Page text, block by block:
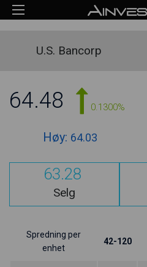
U.S. Bancorp
64.48 0.1300%
Høy: 64.03
63.28
Selg
Spredning per
enhet
42-120